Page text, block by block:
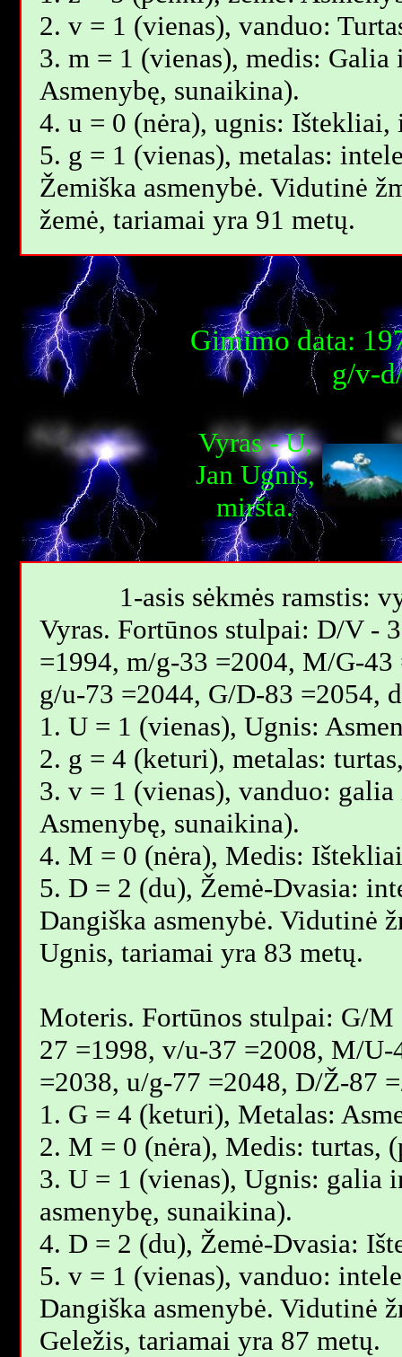
2. v = 1 (vienas), vanduo:
3. m = 1 (vienas), medis:
Asmenybę, sunaikina).
4. u = 0 (nėra), ugnis: Ištekliai,
5. g = 1 (vienas), metalas:
Žemiška asmenybė. Vidutinė
žemė, tariamai yra 91 metų.
Gimimo data:
g/v-
Vyras - U,
Jan Ugnis,
miršta.
1-asis sėkmės ramstis:
Vyras. Fortūnos stulpai: D/V -
=1994, m/g-33 =2004, M/G-
g/u-73 =2044, G/D-83 =2054,
1. U = 1 (vienas), Ugnis:
2. g = 4 (keturi), metalas:
3. v = 1 (vienas), vanduo:
Asmenybę, sunaikina).
4. M = 0 (nėra), Medis:
5. D = 2 (du), Žemė-Dvasia:
Dangiška asmenybė. Vidutinė
Ugnis, tariamai yra 83 metų.
Moteris. Fortūnos stulpai: G/
27 =1998, v/u-37 =2008, M/
=2038, u/g-77 =2048, D/Ž-87
1. G = 4 (keturi), Metalas:
2. M = 0 (nėra), Medis: turtas,
3. U = 1 (vienas), Ugnis: galia
asmenybę, sunaikina).
4. D = 2 (du), Žemė-Dvasia:
5. v = 1 (vienas), vanduo:
Dangiška asmenybė. Vidutinė
Geležis, tariamai yra 87 metų.